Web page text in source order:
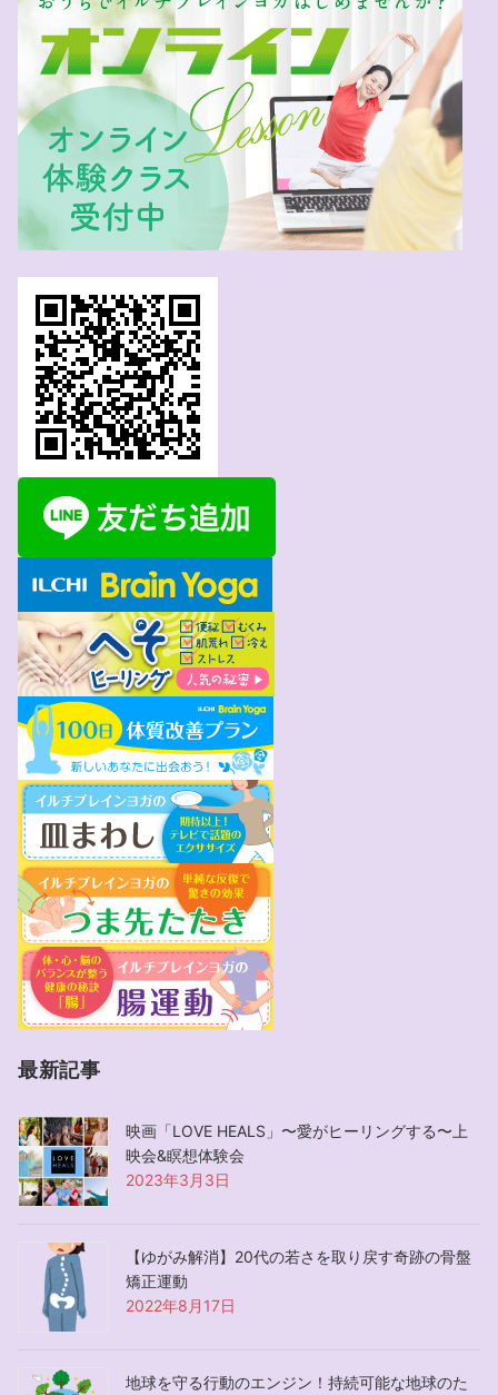
最新記事
映画「LOVE HEALS」〜愛がヒーリングする〜上
映会&瞑想体験会
2023年3月3日
【ゆがみ解消】20代の若さを取り戻す奇跡の骨盤
矯正運動
2022年8月17日
地球を守る行動のエンジン！持続可能な地球のた